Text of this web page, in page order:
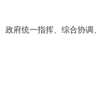
统一指挥、综合协调